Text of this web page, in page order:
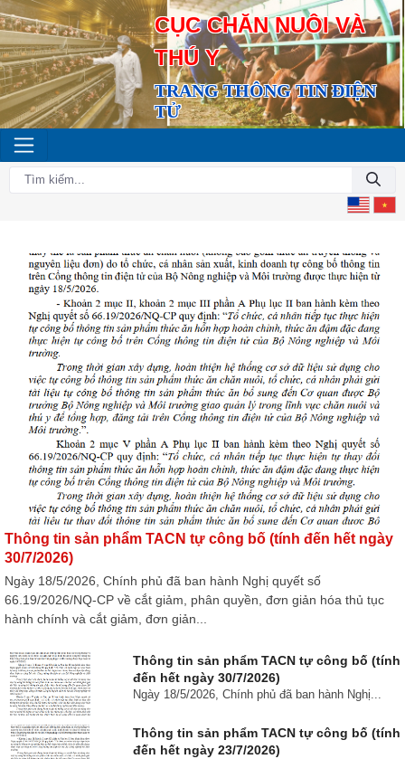
CỤC CHĂN NUÔI VÀ
THÚ Y
TRANG THÔNG TIN ĐIỆN
TỬ
tin sản phẩm TACN tự công bố (tính đến hết ngày
7/2026)
18/5/2026, Chính phủ đã ban hành Nghị quyết số
2026/NQ-CP về cắt giảm, phân quyền, đơn giản hóa thủ tục
chính và cắt giảm, đơn giản...
Thông tin sản phẩm TACN tự công bố (tính
đến hết ngày 30/7/2026)
Ngày 18/5/2026, Chính phủ đã ban hành Nghị...
Thông tin sản phẩm TACN tự công bố (tính
đến hết ngày 23/7/2026)